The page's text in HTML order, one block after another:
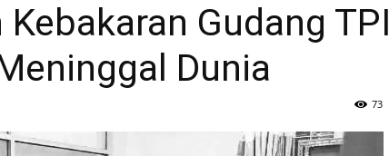
Gudang TPI
Dunia
73